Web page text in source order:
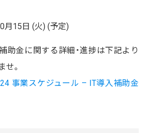
月15日 (火) (予定)
助金に関する詳細・進捗は下記より
せ。
事業スケジュール – IT導入補助金